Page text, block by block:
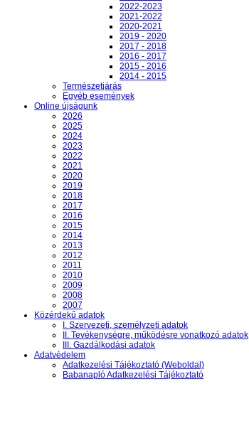
2022-2023
2021-2022
2020-2021
2019 - 2020
2017 - 2018
2016 - 2017
2015 - 2016
2014 - 2015
Természetjárás
Egyéb események
Online újságunk
2026
2025
2024
2023
2022
2021
2020
2019
2018
2017
2016
2015
2014
2013
2012
2011
2010
2009
2008
2007
Közérdekű adatok
I. Szervezeti, személyzeti adatok
II. Tevékenységre, működésre vonatkozó adatok
III. Gazdálkodási adatok
Adatvédelem
Adatkezelési Tájékoztató (Weboldal)
Babanapló Adatkezelési Tájékoztató